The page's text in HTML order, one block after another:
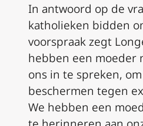
In antwoord op de
katholieken bidden
voorspraak zegt
hebben een moeder
ons in te spreken,
beschermen tegen
We hebben een